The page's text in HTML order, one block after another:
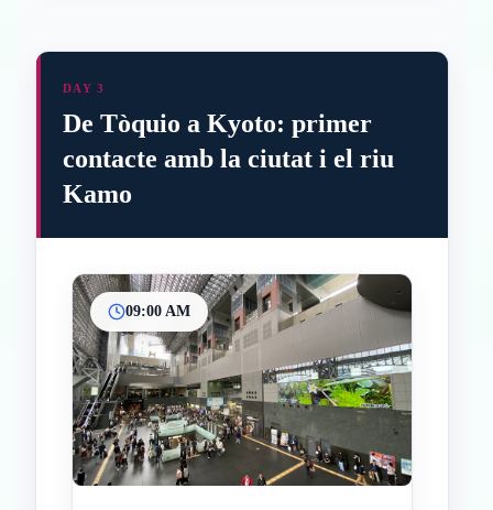
InicioParadas intermedias
Final
DAY 3
De Tòquio a Kyoto: primer
contacte amb la ciutat i el riu
Kamo
09:00 AM